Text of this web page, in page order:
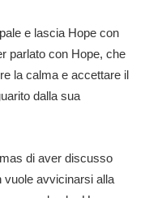
e lascia Hope con
parlato con Hope, che
la calma e accettare il
dalla sua
di aver discusso
vuole avvicinarsi alla